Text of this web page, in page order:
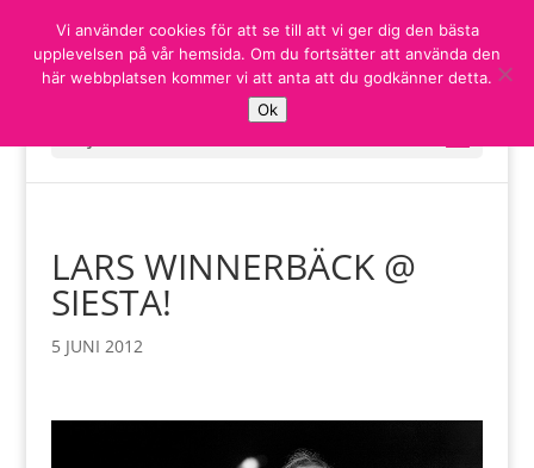
LARS WINNERBÄCK @
SIESTA!
5 JUNI 2012
Vi använder cookies för att se till att vi ger dig den bästa
upplevelsen på vår hemsida. Om du fortsätter att använda den
här webbplatsen kommer vi att anta att du godkänner detta.
Ok